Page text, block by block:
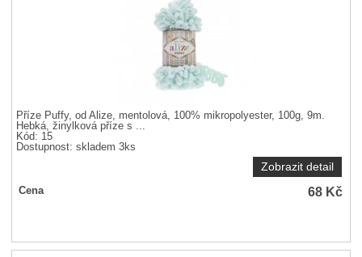
Příze Puffy, od Alize, mentolová, 100% mikropolyester, 100g, 9m.
Hebká, žinylková příze s ...
Kód: 15
Dostupnost:skladem 3ks
Zobrazit detail
Cena 68 Kč